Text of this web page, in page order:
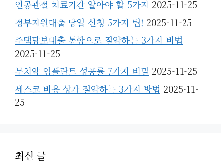
인공관절 치료기간 알아야 할 5가지 2025-11-25
정부지원대출 당일 신청 5가지 팁! 2025-11-25
주택담보대출 통합으로 절약하는 3가지 비법
2025-11-25
무치악 임플란트 성공률 7가지 비밀 2025-11-25
세스코 비용 상가 절약하는 3가지 방법 2025-11-
25
최신 글